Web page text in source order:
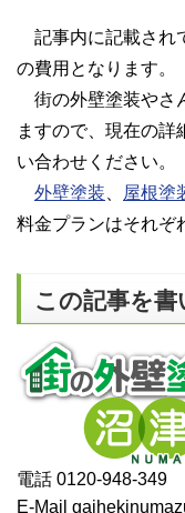
記事内に記載され
の費用となります。
街の外壁塗装やさ
ますので、現在の詳
い合わせください。
外壁塗装
屋根塗
料金プランはそれぞ
この記事を
電話 0120-948-349
E-Mail